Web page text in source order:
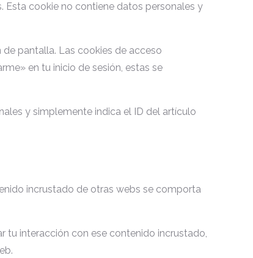
Esta cookie no contiene datos personales y
pantalla. Las cookies de acceso
en tu inicio de sesión, estas se
y simplemente indica el ID del artículo
incrustado de otras webs se comporta
tu interacción con ese contenido incrustado,